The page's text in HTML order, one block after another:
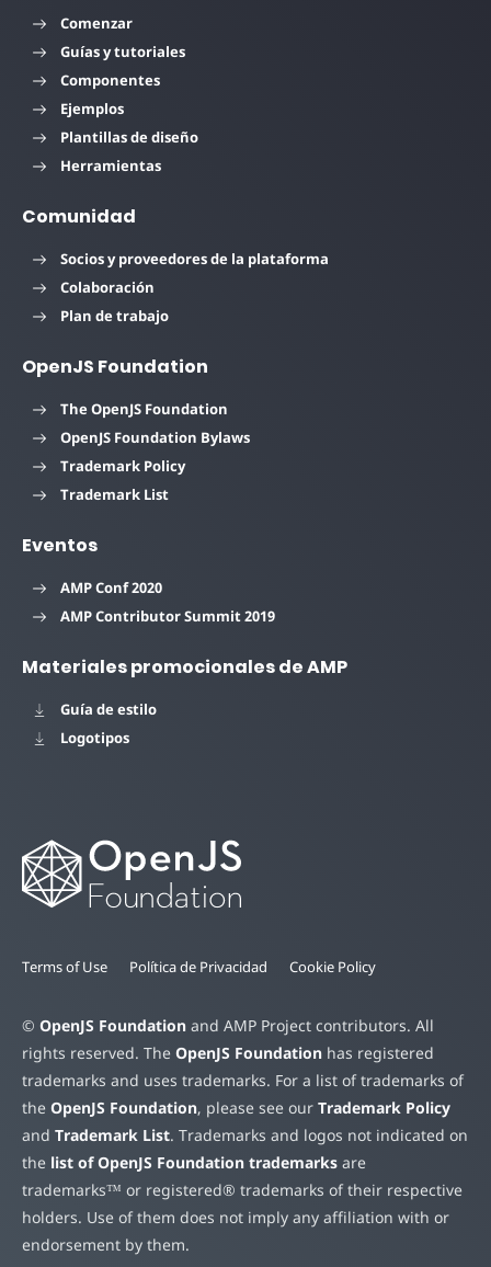
Comenzar
Guías y tutoriales
Componentes
Ejemplos
Plantillas de diseño
Herramientas
Comunidad
Socios y proveedores de la plataforma
Colaboración
Plan de trabajo
OpenJS Foundation
The OpenJS Foundation
OpenJS Foundation Bylaws
Trademark Policy
Trademark List
Eventos
AMP Conf 2020
AMP Contributor Summit 2019
Materiales promocionales de AMP
Guía de estilo
Logotipos
Terms of Use Política de Privacidad Cookie Policy
© OpenJS Foundation and AMP Project contributors. All
rights reserved. The OpenJS Foundation has registered
trademarks and uses trademarks. For a list of trademarks of
the OpenJS Foundation, please see our Trademark Policy
and Trademark List. Trademarks and logos not indicated on
the list of OpenJS Foundation trademarks are
trademarks™ or registered® trademarks of their respective
holders. Use of them does not imply any affiliation with or
endorsement by them.